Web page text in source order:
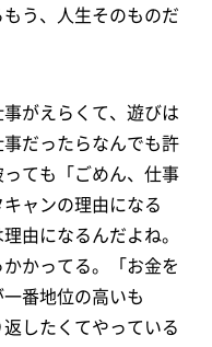
う、人生そのものだ
がえらくて、遊びは
だったらなんでも許
ても「ごめん、仕事
ャンの理由になる
由になるんだよね。
かってる。「お金を
番地位の高いも
したくてやっている